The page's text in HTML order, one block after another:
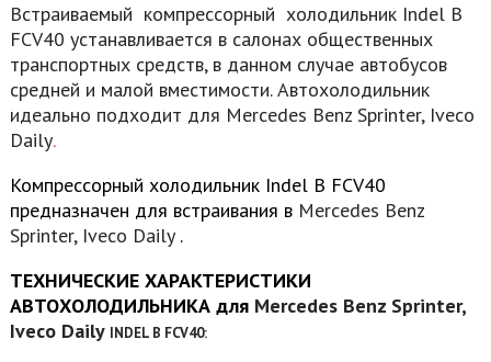
Встраиваемый компрессорный холодильник Indel B
FCV40 устанавливается в салонах общественных
транспортных средств, в данном случае автобусов
средней и малой вместимости. Автохолодильник
идеально подходит для Mercedes Benz Sprinter, Iveco
Daily.
Компрессорный холодильник Indel B FCV40
предназначен для встраивания в Mercedes Benz
Sprinter, Iveco Daily .
ТЕХНИЧЕСКИЕ ХАРАКТЕРИСТИКИ
АВТОХОЛОДИЛЬНИКА для Mercedes Benz Sprinter,
Iveco Daily INDEL B FCV40: